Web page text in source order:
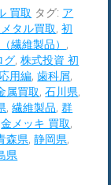
買取 タグ: ア
タル買取,初
繊維製品） ,
グ,株式投資 初
用編,歯科屑,
属買取,石川県,
,繊維製品,群
金メッキ 買取,
森県,静岡県,
県